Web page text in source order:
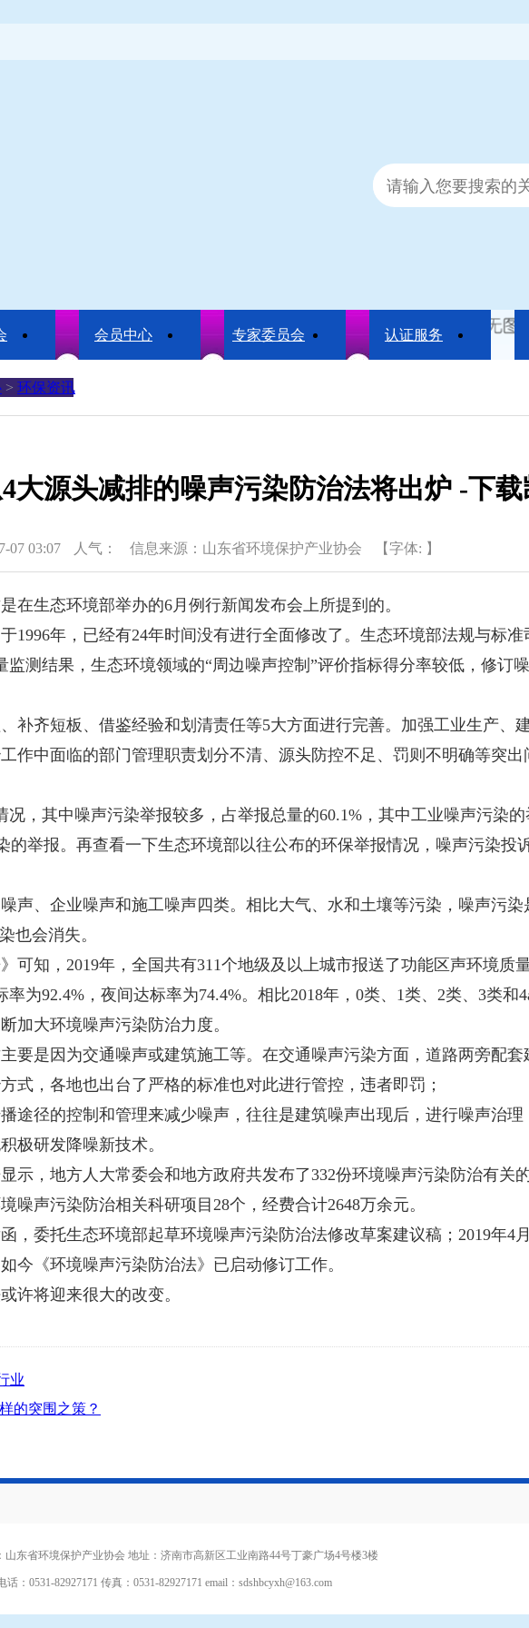
会员中心 专家委员会 认证服务
> 环保资讯
大源头减排的噪声污染防治法将出炉 -下
07 03:07 人气： 信息来源：山东省环境保护产业协会 【字体: 】
在生态环境部举办的6月例行新闻发布会上所提到的。
年，已经有24年时间没有进行全面修改了。生态环境部法规与标准
监测结果，生态环境领域的“周边噪声控制”评价指标得分率较低，修订
齐短板、借鉴经验和划清责任等5大方面进行完善。加强工业生产、
作中面临的部门管理职责划分不清、源头防控不足、罚则不明确等突出
，其中噪声污染举报较多，占举报总量的60.1%，其中工业噪声污染的
的举报。再查看一下生态环境部以往公布的环保举报情况，噪声污染投
、企业噪声和施工噪声四类。相比大气、水和土壤等污染，噪声污染
也会消失。
知，2019年，全国共有311个地级及以上城市报送了功能区声环境质
为92.4%，夜间达标率为74.4%。相比2018年，0类、1类、2类、3类和
加大环境噪声污染防治力度。
是因为交通噪声或建筑施工等。在交通噪声污染方面，道路两旁配套
式，各地也出台了严格的标准也对此进行管控，违者即罚；
径的控制和管理来减少噪声，往往是建筑噪声出现后，进行噪声治理
极研发降噪新技术。
，地方人大常委会和地方政府共发布了332份环境噪声污染防治有关
声污染防治相关科研项目28个，经费合计2648万余元。
委托生态环境部起草环境噪声污染防治法修改草案建议稿；2019年4
今《环境噪声污染防治法》已启动修订工作。
将迎来很大的改变。
业
的突围之策？
山东省环境保护产业协会 地址：济南市高新区工业南路44号丁豪广场4号楼3楼
话：0531-82927171 传真：0531-82927171 email： sdshbcyxh@163.com